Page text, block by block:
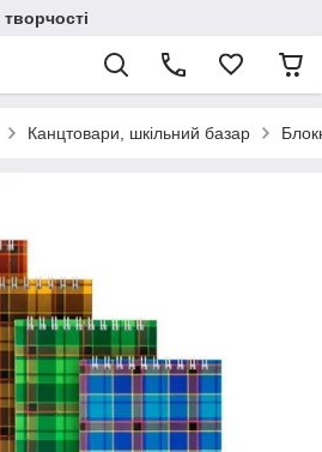
Канцтовари, шкільний базар